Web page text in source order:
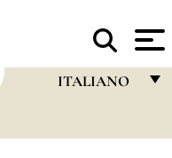
ITALIANO